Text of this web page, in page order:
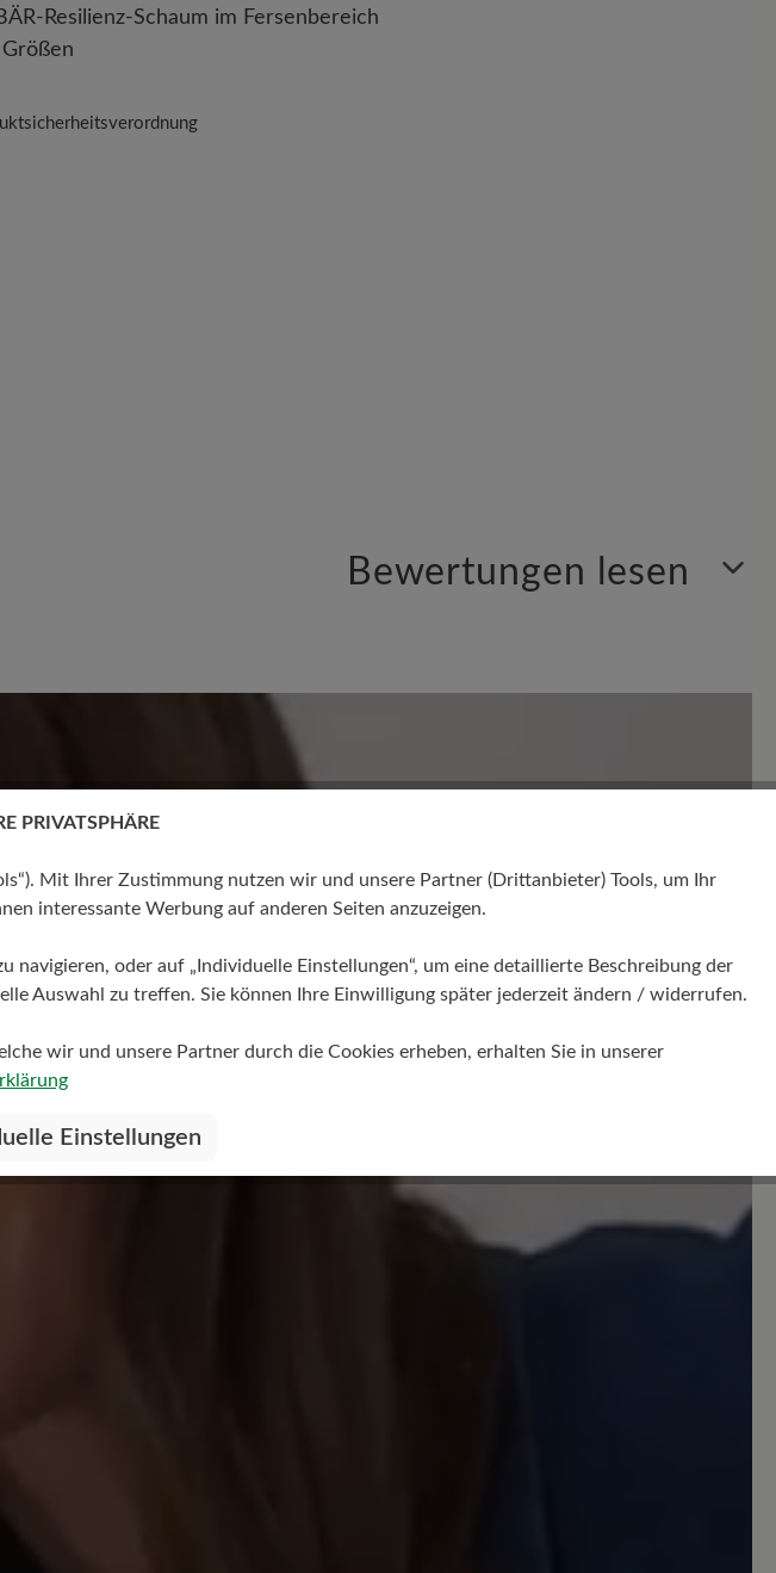
Resilienz-Schaum im Fersenbereich
Bewertungen lesen
Keine Bewertungen gefunden. Seien Sie der Erste und teilen Sie ihre Gedanken
PRIVATSPHÄRE
Mit Ihrer Zustimmung nutzen wir und unsere Partner (Drittanbieter) Tools, um Ihr
interessante Werbung auf anderen Seiten anzuzeigen.
oder auf „Individuelle Einstellungen“, um eine detaillierte Beschreibung der
Auswahl zu treffen. Sie können Ihre Einwilligung später jederzeit ändern / widerrufen.
wir und unsere Partner durch die Cookies erheben, erhalten Sie in unserer
Einstellungen